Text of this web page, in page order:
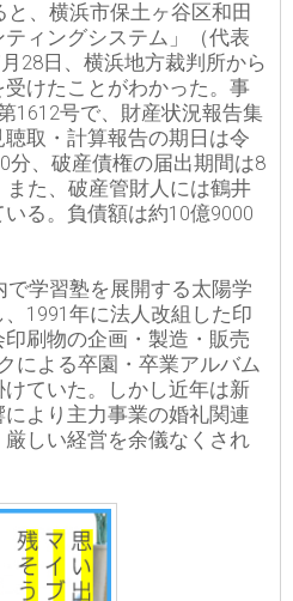
、横浜市保土ヶ谷区和田
ィングシステム」（代表
28日、横浜地方裁判所から
けたことがわかった。事
1612号で、財産状況報告集
取・計算報告の期日は令
分、破産債権の届出期間は8
また、破産管財人には鶴井
る。負債額は約10億9000
で学習塾を展開する太陽学
1991年に法人改組した印
刷物の企画・製造・販売
による卒園・卒業アルバム
ていた。しかし近年は新
より主力事業の婚礼関連
しい経営を余儀なくされ